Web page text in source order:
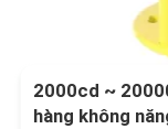
2000cd ~
hàng không